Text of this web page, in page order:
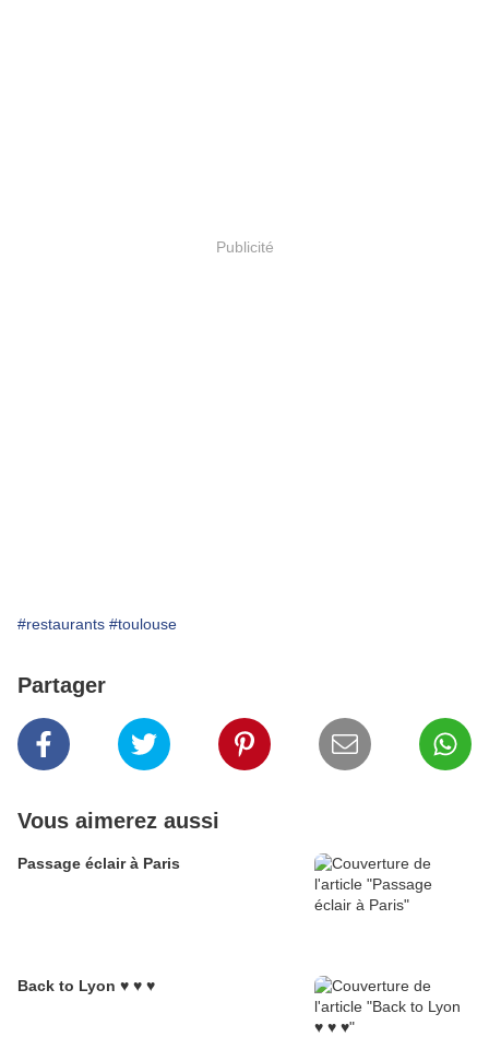
Publicité
#restaurants #toulouse
Partager
Vous aimerez aussi
Passage éclair à Paris
Back to Lyon ♥ ♥ ♥